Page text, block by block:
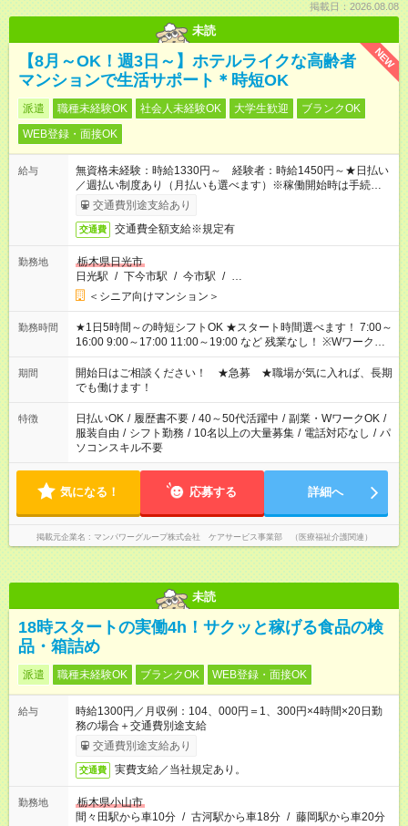
掲載日：2026.08.08
未読
NEW
【8月～OK！週3日～】ホテルライクな高齢者
マンションで生活サポート＊時短OK
派遣 職種未経験OK 社会人未経験OK 大学生歓迎
ブランクOK
WEB登録・面接OK
給与
無資格未経験：時給1330円～ 経験者：時給1450円～★日払い
／週払い制度あり（月払いも選べます）※稼働開始時は手続き完
了次第のお支払いとなります。
交通費別途支給あり
交通費 交通費全額支給※規定有
勤務地
栃木県日光市
日光駅 / 下今市駅 / 今市駅 / …
＜シニア向けマンション＞
勤務時間
★1日5時間～の時短シフトOK ★スタート時間選べます！ 7:00～
16:00 9:00～17:00 11:00～19:00 など 残業なし！ ※Wワークの
場合、他のお仕事と合わせ週40時間超の就業はご案内できませ
ん ※法令に基づき、週20時間以上勤務は社会保険への加入対象
となります ※労働者派遣法（日雇い派遣の原則禁止）により、
短時間・短期間の就業はご案内が難しい場合があります
期間
開始日はご相談ください！ ★急募 ★職場が気に入れば、長期
でも働けます！
特徴 日払いOK / 履歴書不要 / 40～50代活躍中 / 副業・WワークOK /
服装自由 / シフト勤務 / 10名以上の大量募集 / 電話対応なし / パ
ソコンスキル不要
気になる！ 応募する 詳細へ
掲載元企業名 マンパワーグループ株式会社 ケアサービス事業部 （医療福祉介護関連）
未読
18時スタートの実働4h！サクッと稼げる食品の検
品・箱詰め
派遣 職種未経験OK ブランクOK WEB登録・面接OK
給与
時給1300円／月収例：104、000円＝1、300円×4時間×20日勤
務の場合＋交通費別途支給
交通費別途支給あり
交通費 実費支給／当社規定あり。
勤務地
栃木県小山市
間々田駅から車10分 / 古河駅から車18分 / 藤岡駅から車20分